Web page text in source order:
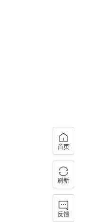
首页
刷新
反馈